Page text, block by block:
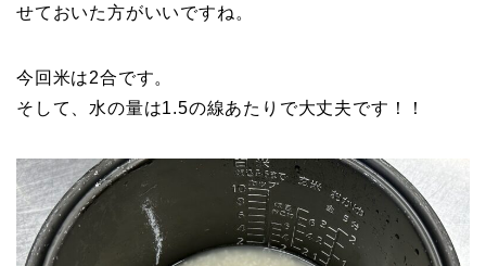
せておいた方がいいですね。
今回米は2合です。
そして、水の量は1.5の線あたりで大丈夫です！！